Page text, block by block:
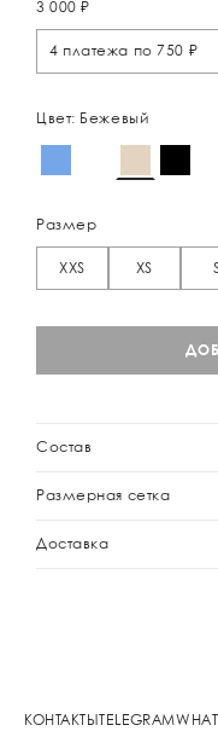
3 000 ₽
4 платежа по 750 ₽
Цвет: Бежевый
Размер
XXS XS
Состав
Размерная сетка
Доставка
КОНТАКТЫ TELEGRAM